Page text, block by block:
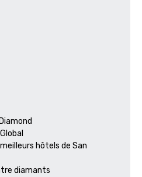
hôtels de San
diamants